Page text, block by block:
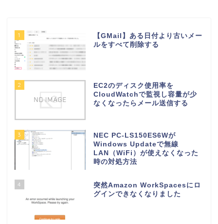
1
【GMail】ある日付より古いメー
ルをすべて削除する
2
EC2のディスク使用率を
CloudWatchで監視し容量が少
なくなったらメール送信する
3
NEC PC-LS150ES6Wが
Windows Updateで無線
LAN（WiFi）が使えなくなった
時の対処方法
4
突然Amazon WorkSpacesにロ
グインできなくなりました